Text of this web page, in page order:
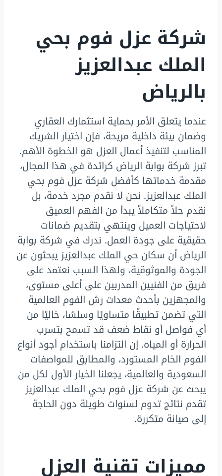
شركة عزل فوم بحي
الملك عبدالعزيز
بالرياض
عندما يتعلق الأمر بحماية استثمارك العقاري
وضمان بيئة داخلية مريحة، فإن اختيار الشريك
المناسب لتنفيذ أعمال العزل هو الخطوة الأهم.
تبرز شركة بوابة الرياض كرائدة في هذا المجال،
مقدمة خدماتها كأفضل شركة عزل فوم بحي
الملك عبدالعزيز. نحن لا نقدم مجرد خدمة، بل
نقدم حلاً متكاملاً يبدأ من الفهم العميق
لاحتياجات العميل وينتهي بتقديم ضمانات
حقيقية على جودة العمل. ندرك في شركة بوابة
الرياض أن سكان حي الملك عبدالعزيز يبحثون عن
الجودة والموثوقية، ولهذا السبب نعتمد على
فريق من الفنيين المدربين على أعلى مستوى،
والمجهزين بأحدث معدات رش الفوم العالمية
التي تضمن تطبيقًا متساويًا وسلسًا، خاليًا من
أي فواصل أو نقاط ضعف قد تسمح بتسرب
الحرارة أو المياه. إن التزامنا باستخدام أجود أنواع
الفوم الخام المستورد، والمطابق للمواصفات
السعودية والعالمية، يجعلنا الخيار الأول لكل من
يبحث عن شركة عزل فوم بحي الملك عبدالعزيز
تقدم نتائج تدوم لسنوات طويلة دون الحاجة
إلى صيانة متكررة.
مميزات تقنية العزل